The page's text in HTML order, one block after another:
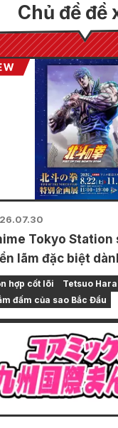
Chủ đề đề
Tokyo Station
lãm đặc biệt
North Star"!!
hợp cốt lõi
Tetsuo Hara
đấm của sao Bắc Đẩu